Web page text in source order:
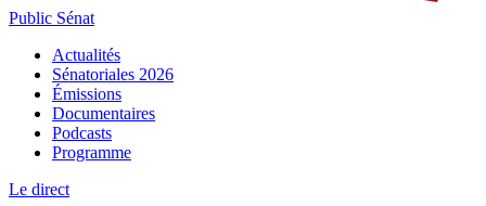
Public Sénat
Actualités
Sénatoriales 2026
Émissions
Documentaires
Podcasts
Programme
Le direct